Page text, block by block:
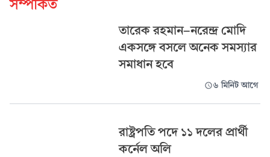
সম্পর্কিত
তারেক রহমান-নরেন্দ্র মোদি
একসঙ্গে বসলে অনেক সমস্যার
সমাধান হবে
৬ মিনিট আগে
রাষ্ট্রপতি পদে ১১ দলের প্রার্থী
কর্নেল অলি